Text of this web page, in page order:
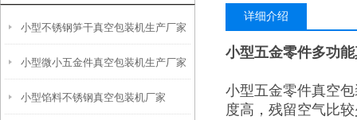
小型不锈钢笋干真空包装机生产厂家
小型微小五金件真空包装机生产厂家
小型馅料不锈钢真空包装机厂家
详细介绍
小型五金零件多功
小型五金零件真空
度高，残留空气比